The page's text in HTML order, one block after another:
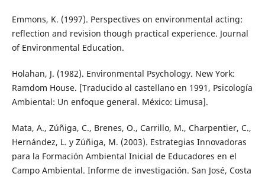
Emmons, K. (1997). Perspectives on environmental acting:
reflection and revision though practical experience. Journal
of Environmental Education.
Holahan, J. (1982). Environmental Psychology. New York:
Ramdom House. [Traducido al castellano en 1991, Psicología
Ambiental: Un enfoque general. México: Limusa].
Mata, A., Zúñiga, C., Brenes, O., Carrillo, M., Charpentier, C.,
Hernández, L. y Zúñiga, M. (2003). Estrategias Innovadoras
para la Formación Ambiental Inicial de Educadores en el
Campo Ambiental. Informe de investigación. San José, Costa